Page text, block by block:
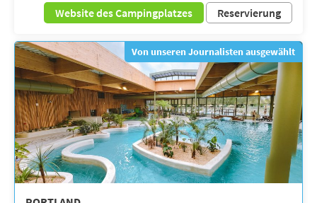
Website des Campingplatzes Reservierung
Von unseren Journalisten ausgewählt